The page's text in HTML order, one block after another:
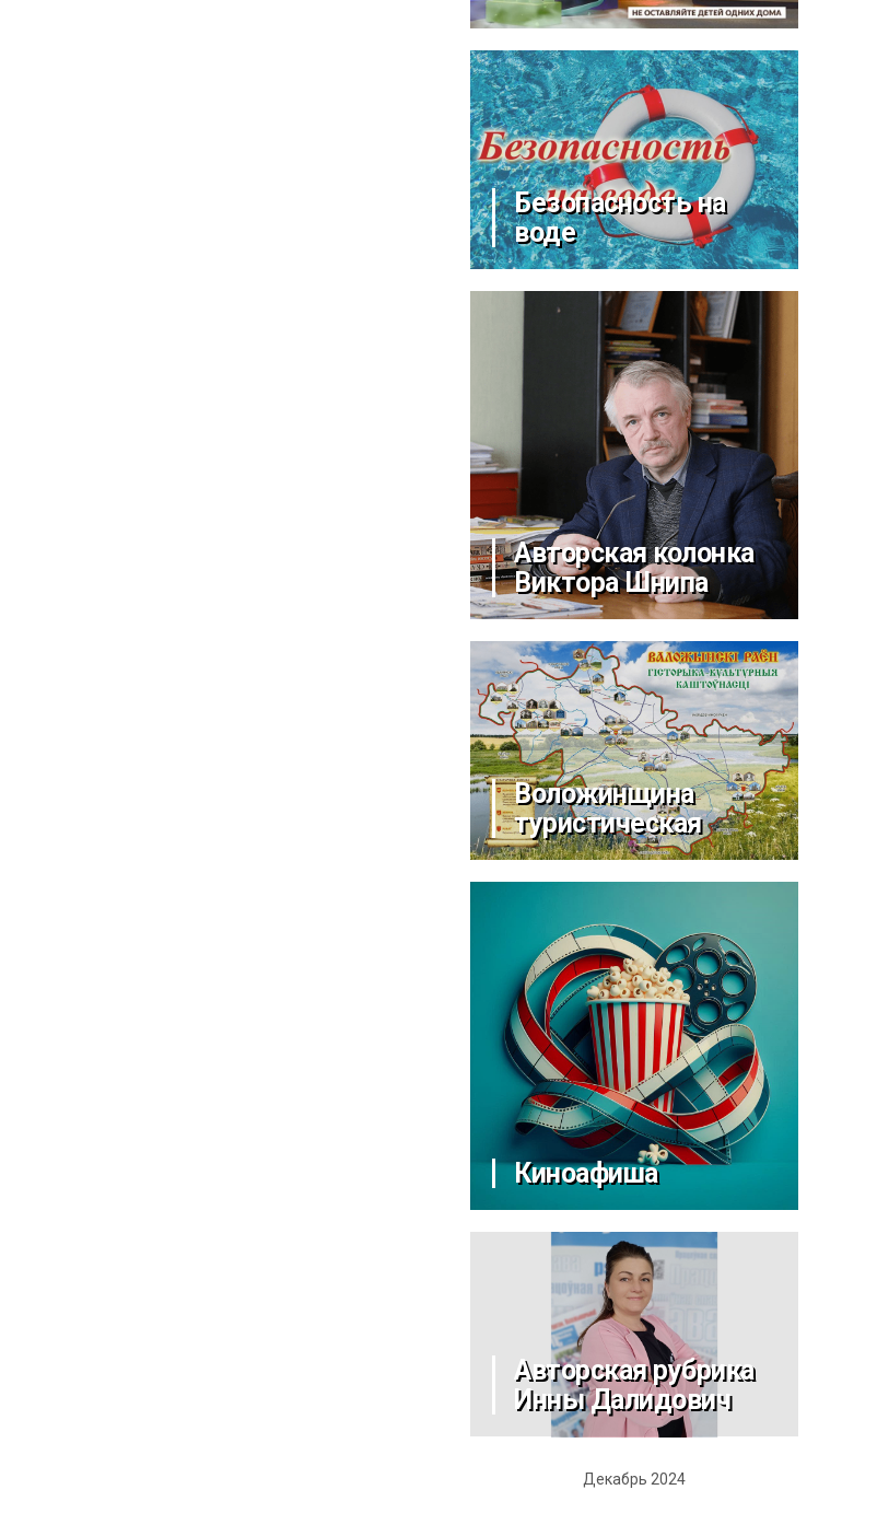
Безопасность на
воде
Авторская колонка
Виктора Шнипа
Воложинщина
туристическая
Киноафиша
Авторская рубрика
Инны Далидович
Декабрь 2024